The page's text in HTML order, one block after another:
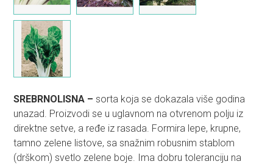
SREBRNOLISNA – sorta koja se dokazala više godina
unazad. Proizvodi se u uglavnom na otvrenom polju iz
direktne setve, a ređe iz rasada. Formira lepe, krupne,
tamno zelene listove, sa snažnim robusnim stablom
(drškom) svetlo zelene boje. Ima dobru toleranciju na